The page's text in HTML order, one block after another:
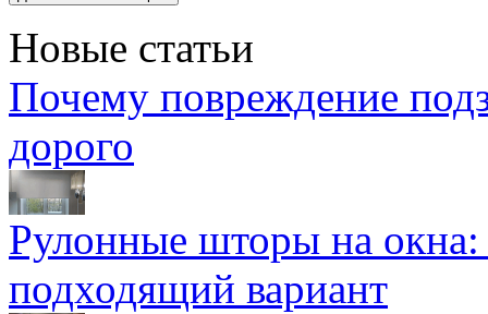
Новые статьи
Почему повреждение
дорого
Рулонные шторы на
подходящий вариант